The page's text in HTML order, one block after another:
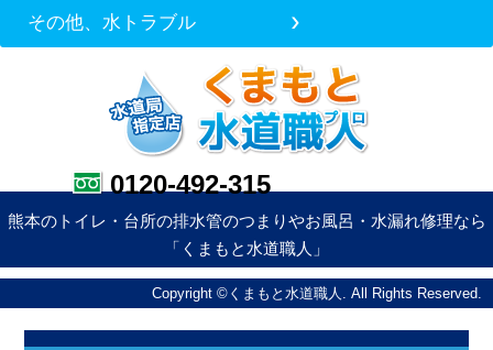
その他、水トラブル
0120-492-315
熊本のトイレ・台所の排水管のつまりやお風呂・水漏れ修理なら
「くまもと水道職人」
Copyright ©くまもと水道職人. All Rights Reserved.